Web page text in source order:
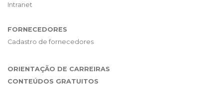
Intranet
FORNECEDORES
Cadastro de fornecedores
ORIENTAÇÃO DE CARREIRAS
CONTEÚDOS GRATUITOS